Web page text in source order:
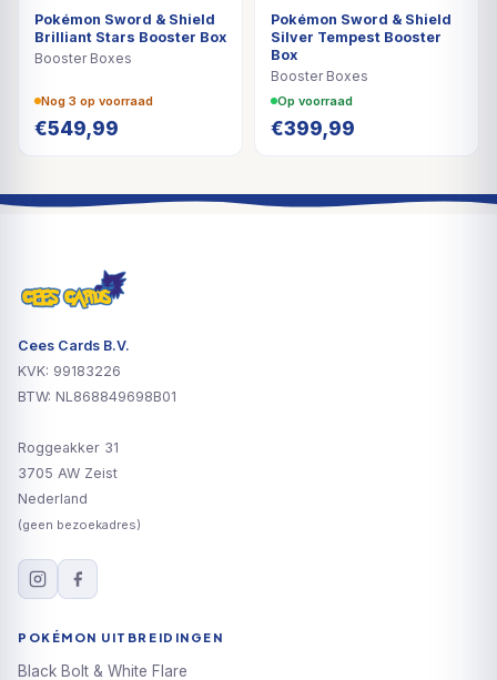
Pokémon Sword & Shield
Brilliant Stars Booster Box
Booster Boxes
Nog 3 op voorraad
€549,99
Pokémon Sword & Shield
Silver Tempest Booster
Box
Booster Boxes
Op voorraad
€399,99
Cees Cards B.V.
KVK: 99183226
BTW: NL868849698B01
Roggeakker 31
3705 AW Zeist
Nederland
(geen bezoekadres)
POKÉMON UITBREIDINGEN
Black Bolt & White Flare